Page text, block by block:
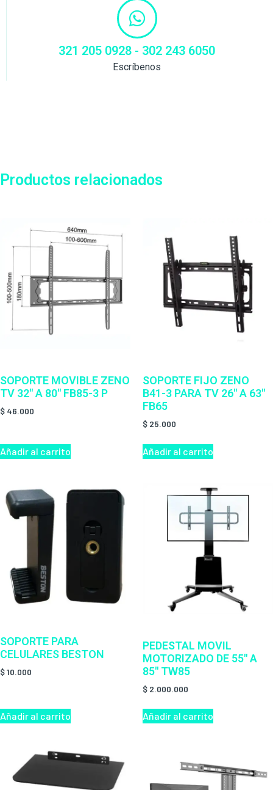
321 205 0928 - 302 243 6050
Escríbenos
Productos relacionados
SOPORTE MOVIBLE ZENO
TV 32″ A 80″ FB85-3 P
$ 46.000
Añadir al carrito
SOPORTE FIJO ZENO
B41-3 PARA TV 26″ A 63″
FB65
$ 25.000
Añadir al carrito
SOPORTE PARA
CELULARES BESTON
$10.000
Añadir al carrito
PEDESTAL MOVIL
MOTORIZADO DE 55″ A
85″ TW85
$ 2.000.000
Añadir al carrito